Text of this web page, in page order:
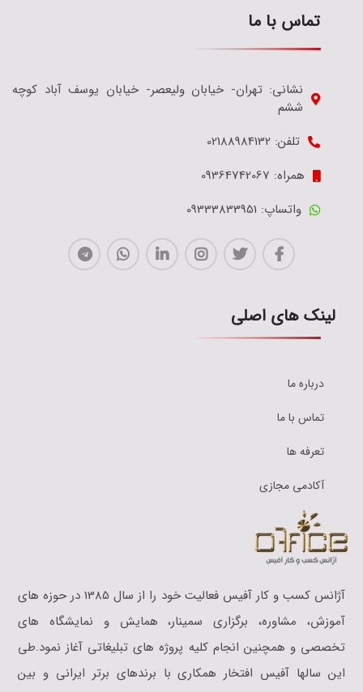
آژانس کسب و کار آفیس فعالیت خود را از سال 1385 در حوزه های
آموزش،‌‎‎ مشاوره، برگزاری سمینار، همایش و نمایشگاه های
تخصصی و همچنین انجام کلیه پروژه های تبلیغاتی آغاز نمود.طی
این سالها آفیس افتخار همکاری با برندهای برتر ایرانی و بین
لینک های اصلی
درباره ما
تماس با ما
تعرفه ها
آکادمی مجازی
تماس با ما
نشانی: تهران- خیابان ولیعصر- خیابان یوسف آباد کوچه
ششم
تلفن: 02188984132
همراه: 09364742067
واتساپ: 09333833951